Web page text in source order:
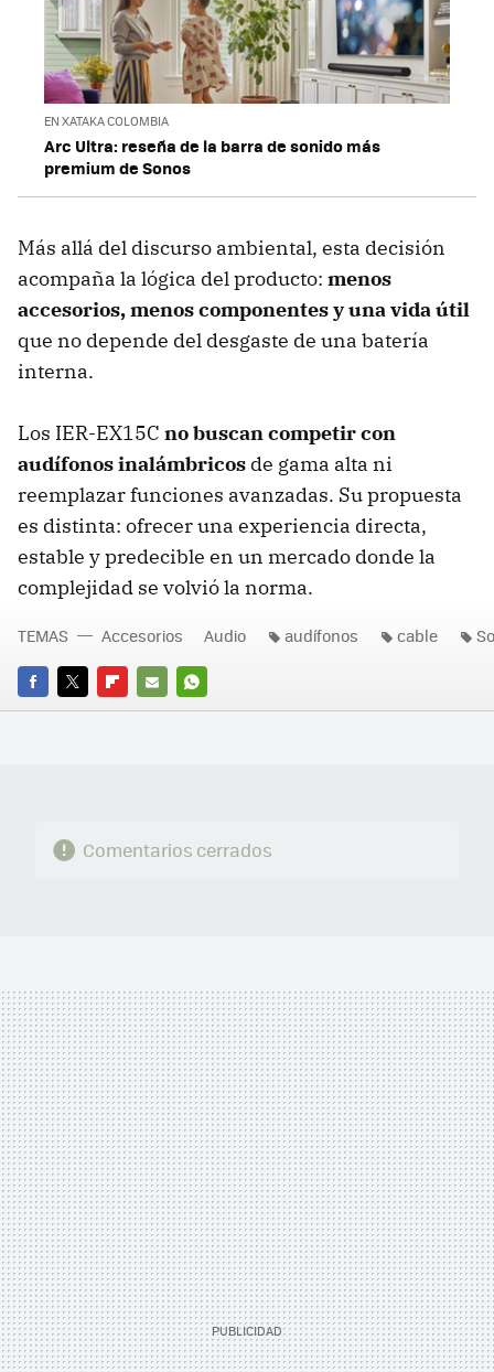
EN XATAKA COLOMBIA
Arc Ultra: reseña de la barra de sonido más
premium de Sonos
Más allá del discurso ambiental, esta decisión
acompaña la lógica del producto: menos
accesorios, menos componentes y una vida útil
que no depende del desgaste de una batería
interna.
Los IER-EX15C no buscan competir con
audífonos inalámbricos de gama alta ni
reemplazar funciones avanzadas. Su propuesta
es distinta: ofrecer una experiencia directa,
estable y predecible en un mercado donde la
complejidad se volvió la norma.
FACEBOOK
TWITTERFLIPBOARD
E-
WHATSAPP
TEMAS Accesorios Audio audífonos cable
Comentarios cerrados